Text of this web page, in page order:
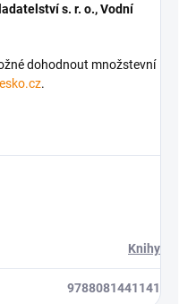
s. r. o., Vodní
dohodnout množstevní
.
Knihy
9788081441141